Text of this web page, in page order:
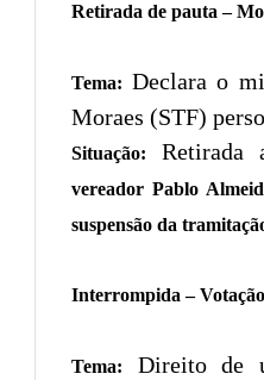
Retirada de pauta –
Tema: Declara o
Moraes (STF)
Situação: Retirada
vereador Pablo
suspensão da
Interrompida –
Tema:
Direito de